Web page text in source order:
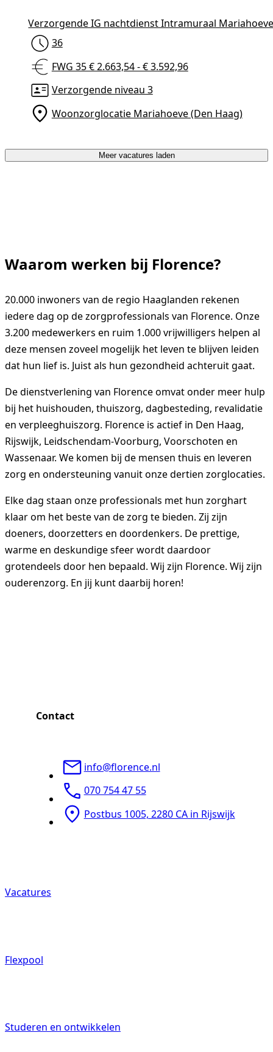
Verzorgende IG nachtdienst Intramuraal
36
FWG 35 € 2.663,54 - € 3.592,96
Verzorgende niveau 3
Woonzorglocatie Mariahoeve (Den Haag)
Meer vacatures laden
Waarom werken bij Florence?
20.000 inwoners van de regio Haaglanden rekenen
iedere dag op de zorgprofessionals van Florence. Onze
3.200 medewerkers en ruim 1.000 vrijwilligers helpen al
deze mensen zoveel mogelijk het leven te blijven leiden
dat hun lief is. Juist als hun gezondheid achteruit gaat.
De dienstverlening van Florence omvat onder meer hulp
bij het huishouden, thuiszorg, dagbesteding, revalidatie
en verpleeghuiszorg. Florence is actief in Den Haag,
Rijswijk, Leidschendam-Voorburg, Voorschoten en
Wassenaar. We komen bij de mensen thuis en leveren
zorg en ondersteuning vanuit onze dertien zorglocaties.
Elke dag staan onze professionals met hun zorghart
klaar om het beste van de zorg te bieden. Zij zijn
doeners, doorzetters en doordenkers. De prettige,
warme en deskundige sfeer wordt daardoor
grotendeels door hen bepaald. Wij zijn Florence. Wij zijn
ouderenzorg. En jij kunt daarbij horen!
Contact
info@florence.nl
070 754 47 55
Postbus 1005, 2280 CA in Rijswijk
Vacatures
Flexpool
Studeren en ontwikkelen